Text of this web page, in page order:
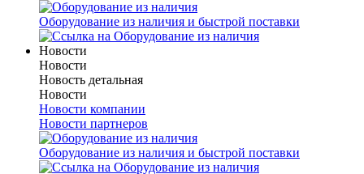
Оборудование из наличия и быстрой поставки
Новости
Новости
Новость детальная
Новости
Новости компании
Новости партнеров
Оборудование из наличия и быстрой поставки